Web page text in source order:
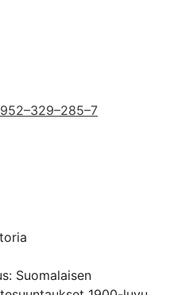
Suomalaisen